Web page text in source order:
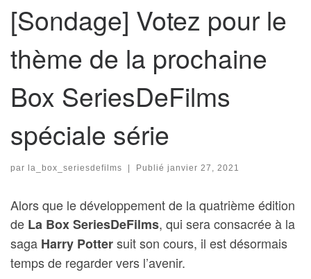
[Sondage] Votez pour le
thème de la prochaine
Box SeriesDeFilms
spéciale série
par la_box_seriesdefilms | Publié janvier 27, 2021
Alors que le développement de la quatrième édition
de La Box SeriesDeFilms, qui sera consacrée à la
saga Harry Pottersuit son cours, il est désormais
temps de regarder vers l’avenir.